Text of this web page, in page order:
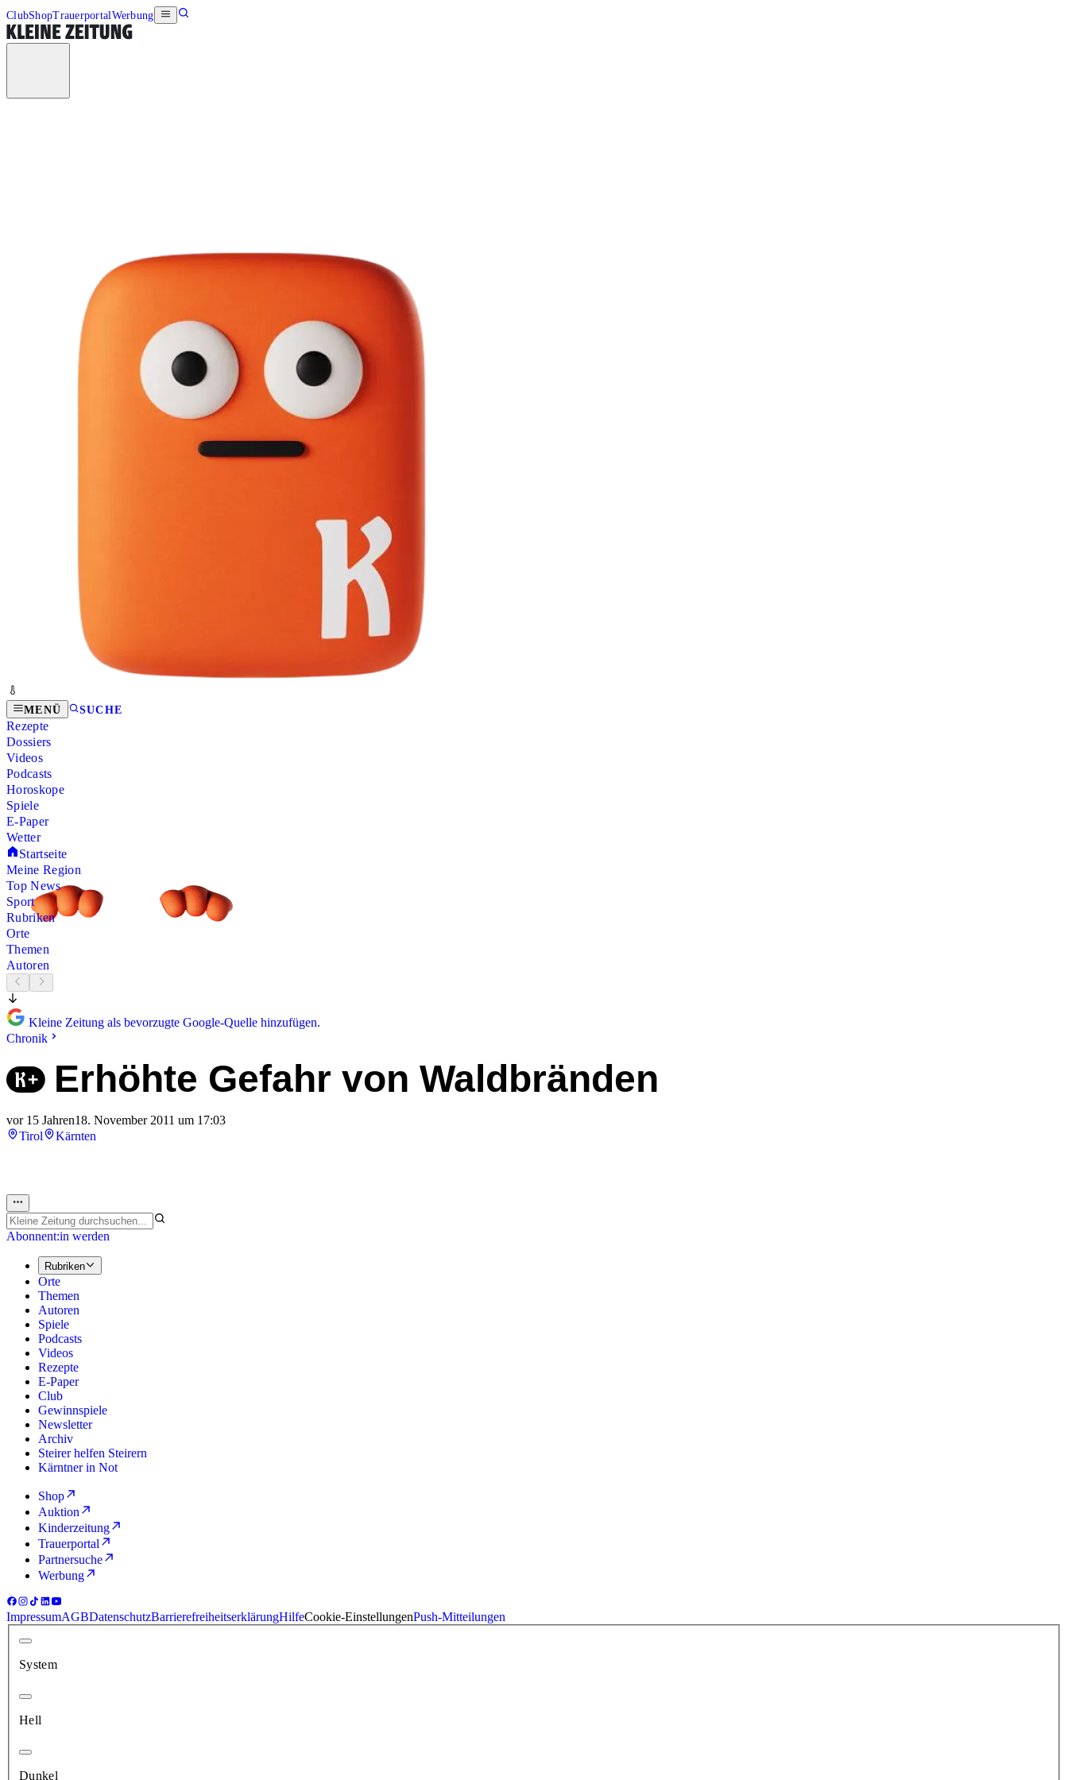
ClubShopTrauerportalWerbung
MENÜ SUCHE
Rezepte
Dossiers
Videos
Podcasts
Horoskope
Spiele
E-Paper
Wetter
Startseite
Meine Region
Top News
Sport
Rubriken
Orte
Themen
Autoren
Kleine Zeitung als bevorzugte Google-Quelle hinzufügen.
Chronik
Erhöhte Gefahr von Waldbränden
vor 15 Jahren18. November 2011 um 17:03
Tirol
Kärnten
Abonnent:in werden
Rubriken
Orte
Themen
Autoren
Spiele
Podcasts
Videos
Rezepte
E-Paper
Club
Gewinnspiele
Newsletter
Archiv
Steirer helfen Steirern
Kärntner in Not
Shop
Auktion
Kinderzeitung
Trauerportal
Partnersuche
Werbung
ImpressumAGBDatenschutzBarrierefreiheitserklärungHilfeCookie-EinstellungenPush-Mitteilungen
System
Hell
Dunkel